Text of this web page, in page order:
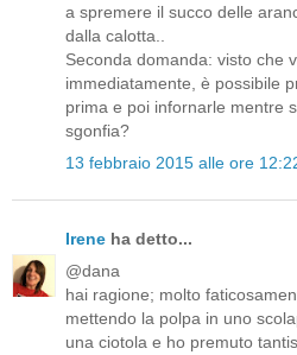
a spremere il succo delle
dalla calotta..
Seconda domanda: visto che
immediatamente, è possibile
prima e poi infornarle mentre
sgonfia?
13 febbraio 2015 alle ore
Irene ha detto...
@dana
hai ragione; molto
mettendo la polpa in uno
una ciotola e ho premuto